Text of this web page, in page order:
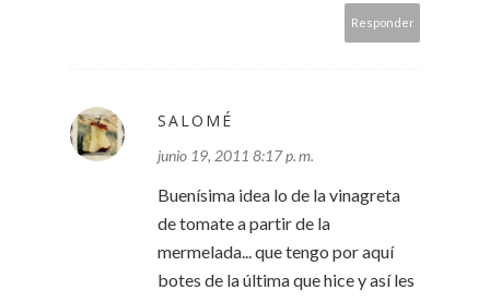
Responder
SALOMÉ
junio 19, 2011 8:17 p. m.
Buenísima idea lo de la vinagreta
de tomate a partir de la
mermelada... que tengo por aquí
botes de la última que hice y así les